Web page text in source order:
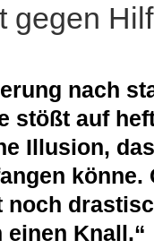
gegen
nach
stößt auf
Illusion,
könne.
noch
einen Knall.“